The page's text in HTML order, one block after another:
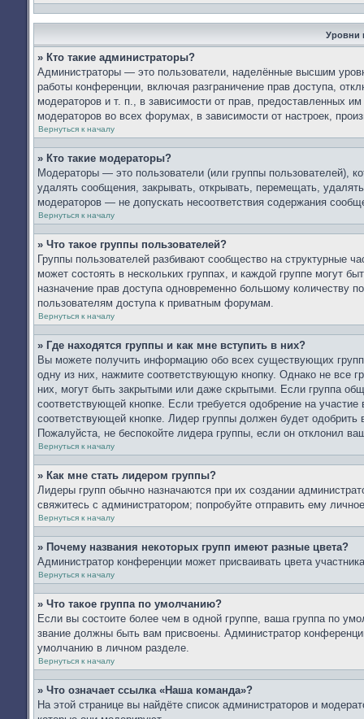
Уровни
» Кто такие администраторы?
Администраторы — это пользователи, наделённые высшим
работы конференции, включая разграничение прав доступа,
модераторов и т. п., в зависимости от прав, предоставленных
модераторов во всех форумах, в зависимости от настроек,
Вернуться к началу
» Кто такие модераторы?
Модераторы — это пользователи (или группы пользователей),
удалять сообщения, закрывать, открывать, перемещать,
модераторов — не допускать несоответствия содержания
Вернуться к началу
» Что такое группы пользователей?
Группы пользователей разбивают сообщество на структурные
может состоять в нескольких группах, и каждой группе могут
назначение прав доступа одновременно большому количеству
пользователям доступа к приватным форумам.
Вернуться к началу
» Где находятся группы и как мне вступить в них?
Вы можете получить информацию обо всех существующих
одну из них, нажмите соответствующую кнопку. Однако не все
них, могут быть закрытыми или даже скрытыми. Если группа
соответствующей кнопке. Если требуется одобрение на
соответствующей кнопке. Лидер группы должен будет
Пожалуйста, не беспокойте лидера группы, если он отклонил
Вернуться к началу
» Как мне стать лидером группы?
Лидеры групп обычно назначаются при их создании
свяжитесь с администратором; попробуйте отправить ему
Вернуться к началу
» Почему названия некоторых групп имеют разные цвета?
Администратор конференции может присваивать цвета
Вернуться к началу
» Что такое группа по умолчанию?
Если вы состоите более чем в одной группе, ваша группа по
звание должны быть вам присвоены. Администратор
умолчанию в личном разделе.
Вернуться к началу
» Что означает ссылка «Наша команда»?
На этой странице вы найдёте список администраторов и